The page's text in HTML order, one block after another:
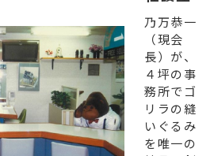
乃万恭一
（現会
長）が、
４坪の事
務所でゴ
リラの縫
いぐるみ
を唯一の